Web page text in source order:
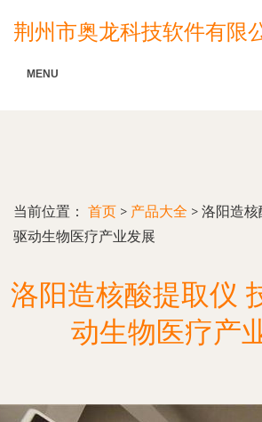
荆州市奥龙科技软件有限
MENU
当前位置： 首页 > 产品大全 > 洛阳造
驱动生物医疗产业发展
洛阳造核酸提取仪
动生物医疗产